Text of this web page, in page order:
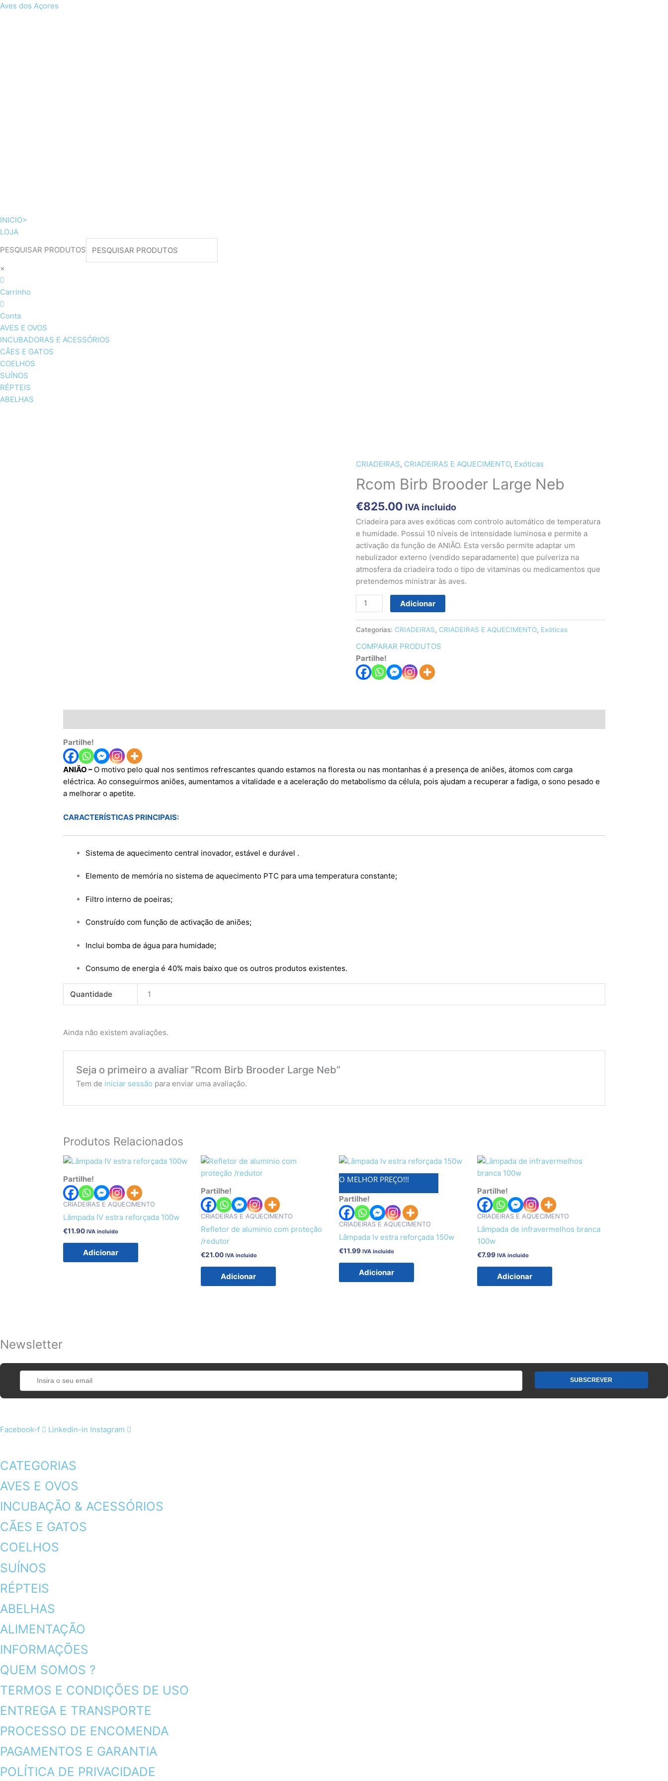
Skip
Aves dos Açores
INICIO>
LOJA
PESQUISAR PRODUTOS
×
Carrinho
Conta
AVES E OVOS
INCUBADORAS E ACESSÓRIOS
CÃES E GATOS
COELHOS
SUÍNOS
RÉPTEIS
ABELHAS
CRIADEIRAS, CRIADEIRAS E AQUECIMENTO, Exóticas
Rcom Birb Brooder Large Neb
€825.00 IVA incluido
Criadeira para aves exóticas com controlo automático de temperatura
e humidade. Possui 10 níveis de intensidade luminosa e permite a
activação da função de ANIÃO. Esta versão permite adaptar um
nebulizador externo (vendido separadamente) que pulveriza na
atmosfera da criadeira todo o tipo de vitaminas ou medicamentos que
pretendemos ministrar às aves.
Quantidade
de
Rcom
Birb
Brooder
Large
Neb
Adicionar
Categorias: CRIADEIRAS, CRIADEIRAS E AQUECIMENTO, Exóticas
COMPARAR PRODUTOS
Partilhe!
Partilhe!
ANIÃO – O motivo pelo qual nos sentimos refrescantes quando estamos na floresta ou nas montanhas é a presença de aniões, átomos com carga
eléctrica. Ao conseguirmos aniões, aumentamos a vitalidade e a aceleração do metabolismo da célula, pois ajudam a recuperar a fadiga, o sono pesado e
a melhorar o apetite.
CARACTERÍSTICAS PRINCIPAIS:
Sistema de aquecimento central inovador, estável e durável .
Elemento de memória no sistema de aquecimento PTC para uma temperatura constante;
Filtro interno de poeiras;
Construído com função de activação de aniões;
Inclui bomba de água para humidade;
Consumo de energia é 40% mais baixo que os outros produtos existentes.
Quantidade 1
Ainda não existem avaliações.
Seja o primeiro a avaliar “Rcom Birb Brooder Large Neb”
Tem de iniciar sessão para enviar uma avaliação.
Produtos Relacionados
Partilhe!
CRIADEIRAS E AQUECIMENTO
Lâmpada IV estra reforçada 100w
€11.90 IVA incluido
Adicionar
Partilhe!
CRIADEIRAS E AQUECIMENTO
Refletor de aluminio com proteção
/redutor
€21.00 IVA incluido
Adicionar
O MELHOR PREÇO!!!
Partilhe!
CRIADEIRAS E AQUECIMENTO
Lâmpada Iv estra reforçada 150w
€11.99 IVA incluido
Adicionar
Partilhe!
CRIADEIRAS E AQUECIMENTO
Lâmpada de infravermelhos branca
100w
€7.99 IVA incluido
Adicionar
Newsletter
Facebook-f Linkedin-in Instagram
CATEGORIAS
AVES E OVOS
INCUBAÇÃO & ACESSÓRIOS
CÃES E GATOS
COELHOS
SUÍNOS
RÉPTEIS
ABELHAS
ALIMENTAÇÃO
INFORMAÇÕES
QUEM SOMOS ?
TERMOS E CONDIÇÕES DE USO
ENTREGA E TRANSPORTE
PROCESSO DE ENCOMENDA
PAGAMENTOS E GARANTIA
POLÍTICA DE PRIVACIDADE